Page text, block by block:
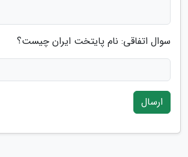
سوال اتفاقی: نام پایتخت ایران چیست؟
ارسال